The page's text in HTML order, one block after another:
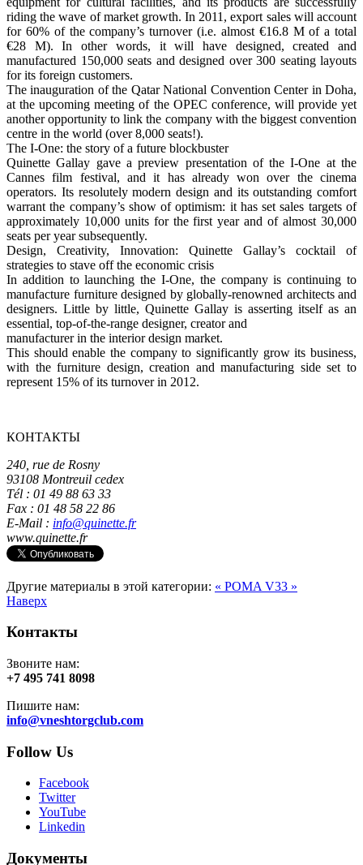
riding the wave of market growth. In 2011, export sales will account
for 60% of the company’s turnover (i.e. almost €16.8 M of a total
€28 M). In other words, it will have designed, created and
manufactured 150,000 seats and designed over 300 seating layouts
for its foreign customers.
The inauguration of the Qatar National Convention Center in Doha,
at the upcoming meeting of the OPEC conference, will provide yet
another opportunity to link the company with the biggest convention
centre in the world (over 8,000 seats!).
The I-One: the story of a future blockbuster
Quinette Gallay gave a preview presentation of the I-One at the
Cannes film festival, and it has already won over the cinema
operators. Its resolutely modern design and its outstanding comfort
warrant the company’s show of optimism: it has set sales targets of
approximately 10,000 units for the first year and of almost 30,000
seats per year subsequently.
Design, Creativity, Innovation: Quinette Gallay’s cocktail of
strategies to stave off the economic crisis
In addition to launching the I-One, the company is continuing to
manufacture furniture designed by globally-renowned architects and
designers. Little by little, Quinette Gallay is asserting itself as an
essential, top-of-the-range designer, creator and
manufacturer in the interior design market.
This should enable the company to significantly grow its business,
with the furniture design, creation and manufacturing side set to
represent 15% of its turnover in 2012.
КОНТАКТЫ
240, rue de Rosny
93108 Montreuil cedex
Tél : 01 49 88 63 33
Fax : 01 48 58 22 86
E-Mail : info@quinette.fr
www.quinette.fr
Другие материалы в этой категории: « POMA V33 »
Наверх
Контакты
Звоните нам:
+7 495 741 8098
Пишите нам:
info@vneshtorgclub.com
Follow Us
Facebook
Twitter
YouTube
Linkedin
Документы